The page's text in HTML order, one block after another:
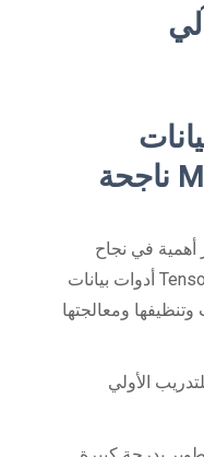
أهمية في نجاح
مساعيك في تعلم الآلة. يقدم TensorFlow أدوات بيانات
ومعالجتها
الأولي